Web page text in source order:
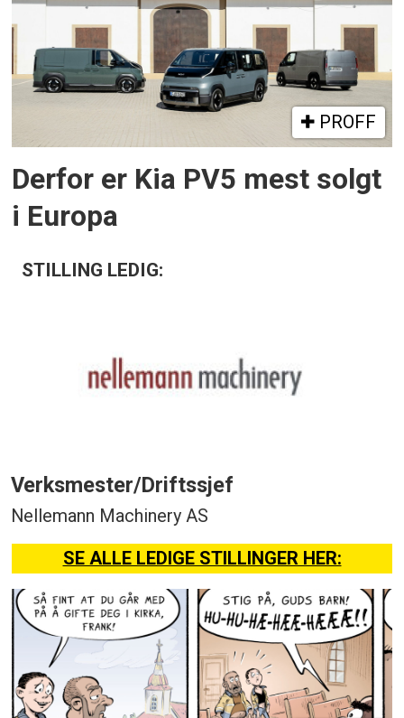
PROFF
Derfor er Kia PV5 mest solgt
i Europa
STILLING LEDIG:
Verksmester/Driftssjef
Nellemann Machinery AS
SE ALLE LEDIGE STILLINGER HER: